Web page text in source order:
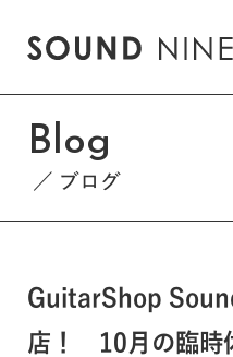
Blog
ブログ
GuitarShop
店！ 10月の臨時